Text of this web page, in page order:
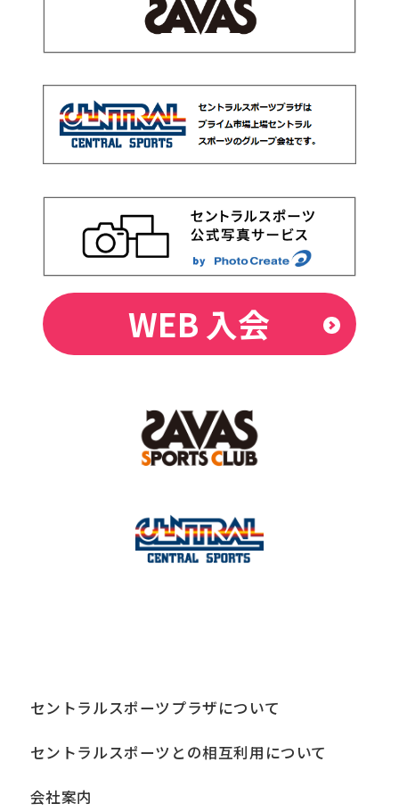
WEB 入会
セントラルスポーツプラザについて
セントラルスポーツとの相互利用について
会社案内